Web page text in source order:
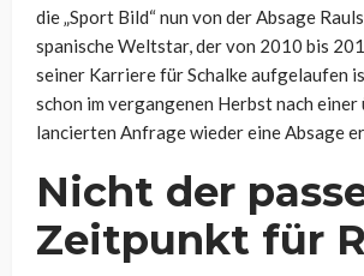
die „Sport Bild“ nun von der Absage
spanische Weltstar, der von 2010 bis
seiner Karriere für Schalke aufgelaufen
schon im vergangenen Herbst nach einer
lancierten Anfrage wieder eine Absage
Nicht der
Zeitpunkt für